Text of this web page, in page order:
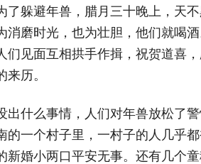
了躲避年兽，腊月三十晚上，天不
消磨时光，也为壮胆，他们就喝
见面互相拱手作揖，祝贺道喜，
历。
什么事情，人们对年兽放松了警
的一个村子里，一村子的人几乎
新婚小两口平安无事。还有几个